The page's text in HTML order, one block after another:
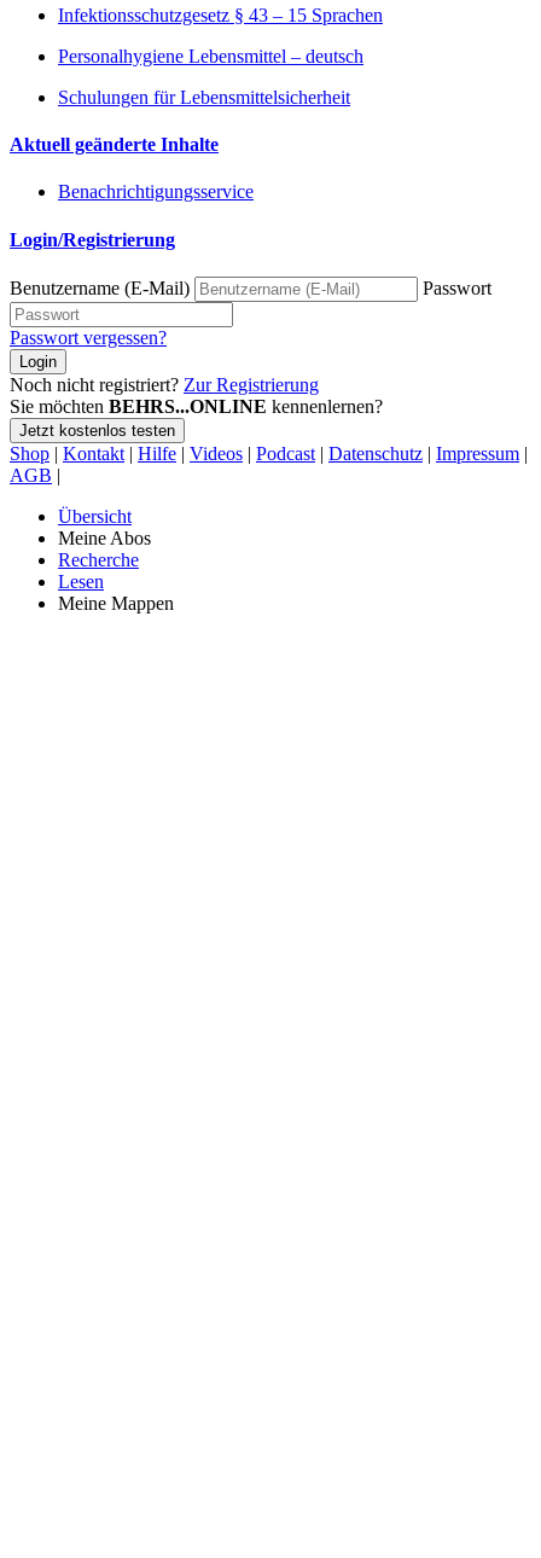
Infektionsschutzgesetz § 43 – 15 Sprachen
Personalhygiene Lebensmittel – deutsch
Schulungen für Lebensmittelsicherheit
Aktuell geänderte Inhalte
Benachrichtigungsservice
Login/Registrierung
Benutzername (E-Mail) Passwort
Passwort vergessen?
Login
Noch nicht registriert? Zur Registrierung
Sie möchten BEHRS...ONLINE kennenlernen?
Jetzt kostenlos testen
Shop | Kontakt | Hilfe | Videos | Podcast | Datenschutz | Impressum |
AGB |
Übersicht
Meine Abos
Recherche
Lesen
Meine Mappen